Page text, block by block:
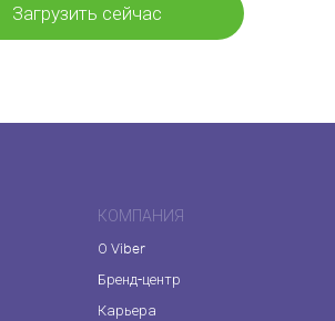
Загрузить сейчас
КОМПАНИЯ
О Viber
Бренд-центр
Карьера